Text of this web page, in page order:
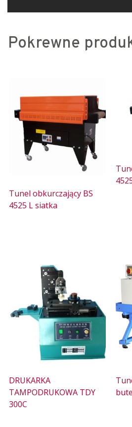
Pokrewne
Tunel obkurczający BS
4525 L siatka
DRUKARKA
TAMPODRUKOWA TDY
300C